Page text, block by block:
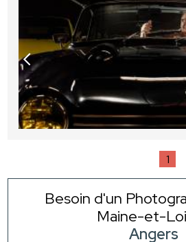
1
Besoin d'un
Maine-et-
Angers